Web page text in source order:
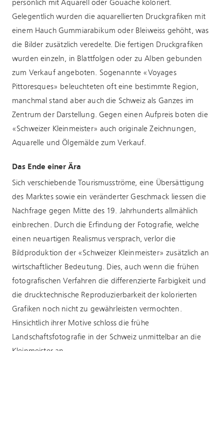
persönlich mit Aquarell oder Gouache koloriert.
Gelegentlich wurden die aquarellierten Druckgrafiken mit
einem Hauch Gummiarabikum oder Bleiweiss gehöht, was
die Bilder zusätzlich veredelte. Die fertigen Druckgrafiken
wurden einzeln, in Blattfolgen oder zu Alben gebunden
zum Verkauf angeboten. Sogenannte «Voyages
Pittoresques» beleuchteten oft eine bestimmte Region,
manchmal stand aber auch die Schweiz als Ganzes im
Zentrum der Darstellung. Gegen einen Aufpreis boten die
«Schweizer Kleinmeister» auch originale Zeichnungen,
Aquarelle und Ölgemälde zum Verkauf.
Das Ende einer Ära
Sich verschiebende Tourismusströme, eine Übersättigung
des Marktes sowie ein veränderter Geschmack liessen die
Nachfrage gegen Mitte des 19. Jahrhunderts allmählich
einbrechen. Durch die Erfindung der Fotografie, welche
einen neuartigen Realismus versprach, verlor die
Bildproduktion der «Schweizer Kleinmeister» zusätzlich an
wirtschaftlicher Bedeutung. Dies, auch wenn die frühen
fotografischen Verfahren die differenzierte Farbigkeit und
die drucktechnische Reproduzierbarkeit der kolorierten
Grafiken noch nicht zu gewährleisten vermochten.
Hinsichtlich ihrer Motive schloss die frühe
Landschaftsfotografie in der Schweiz unmittelbar an die
Kleinmeister an.